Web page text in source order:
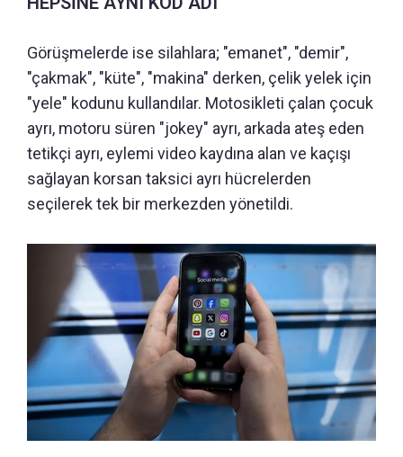
Görüşmelerde ise silahlara; "emanet", "demir",
"çakmak", "küte", "makina" derken, çelik yelek için
"yele" kodunu kullandılar. Motosikleti çalan çocuk
ayrı, motoru süren "jokey" ayrı, arkada ateş eden
tetikçi ayrı, eylemi video kaydına alan ve kaçışı
sağlayan korsan taksici ayrı hücrelerden
seçilerek tek bir merkezden yönetildi.